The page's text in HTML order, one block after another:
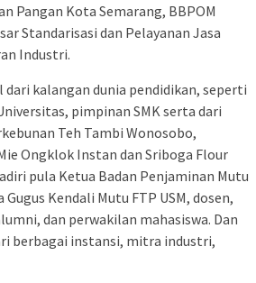
Pangan Kota Semarang, BBPOM
Standarisasi dan Pelayanan Jasa
Industri.
dari kalangan dunia pendidikan, seperti
pimpinan SMK serta dari
Teh Tambi Wonosobo,
Ongklok Instan dan Sriboga Flour
pula Ketua Badan Penjaminan Mutu
Kendali Mutu FTP USM, dosen,
dan perwakilan mahasiswa. Dan
berbagai instansi, mitra industri,